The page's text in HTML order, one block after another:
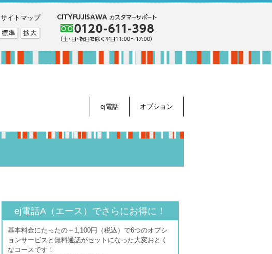
サイトマップ
ej電話 オプション
ej電話A（エース）でさらにお得に！
基本料金にたったの＋1,100円（税込）で6つのオプシ
ョンサービスと無料通話がセットになった大変おとく
なコースです！